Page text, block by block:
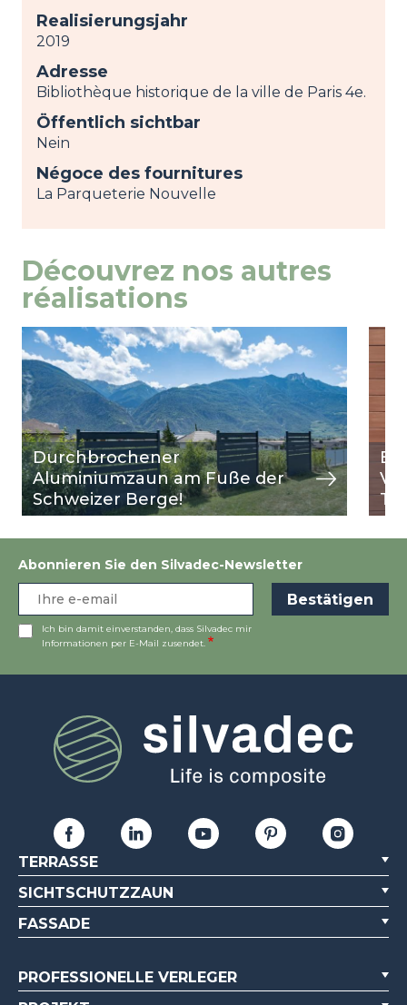
Realisierungsjahr
2019
Adresse
Bibliothèque historique de la ville de Paris 4e.
Öffentlich sichtbar
Nein
Négoce des fournitures
La Parqueterie Nouvelle
Découvrez nos autres
réalisations
Durchbrochener
Aluminiumzaun am Fuße der
Schweizer Berge!
Image
Ansicht
Abonnieren Sie den Silvadec-Newsletter
Ich bin damit einverstanden, dass Silvadec mir
Informationen per E-Mail zusendet.
TERRASSE
SICHTSCHUTZZAUN
FASSADE
PROFESSIONELLE VERLEGER